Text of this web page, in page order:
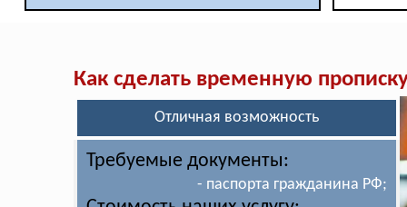
Как сделать временную
Отличная возможность
Требуемые документы:
- паспорта гражданина РФ;